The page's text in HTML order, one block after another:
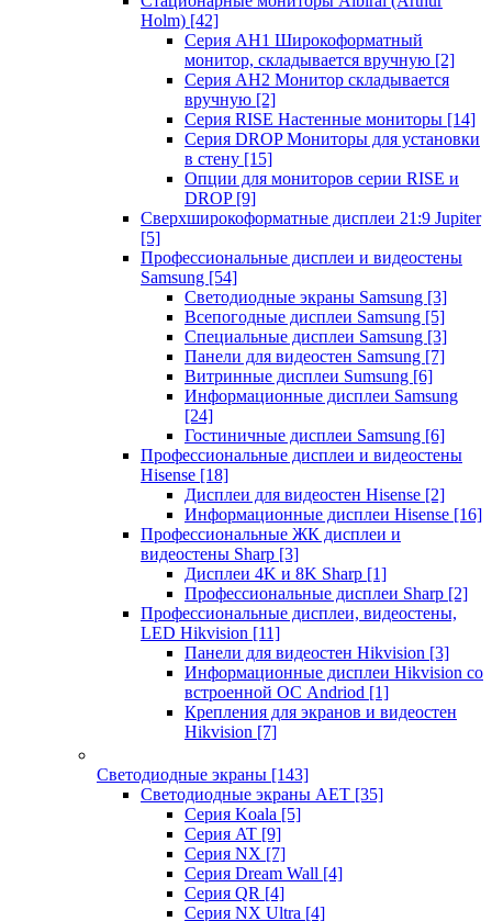
Holm) [42]
Серия AH1 Широкоформатный
монитор, складывается вручную [2]
Серия AH2 Монитор складывается
вручную [2]
Серия RISE Настенные мониторы [14]
Серия DROP Мониторы для установки
в стену [15]
Опции для мониторов серии RISE и
DROP [9]
Сверхширокоформатные дисплеи 21:9 Jupiter
[5]
Профессиональные дисплеи и видеостены
Samsung [54]
Светодиодные экраны Samsung [3]
Всепогодные дисплеи Samsung [5]
Специальные дисплеи Samsung [3]
Панели для видеостен Samsung [7]
Витринные дисплеи Sumsung [6]
Информационные дисплеи Samsung
[24]
Гостиничные дисплеи Samsung [6]
Профессиональные дисплеи и видеостены
Hisense [18]
Дисплеи для видеостен Hisense [2]
Информационные дисплеи Hisense [16]
Профессиональные ЖК дисплеи и
видеостены Sharp [3]
Дисплеи 4K и 8K Sharp [1]
Профессиональные дисплеи Sharp [2]
Профессиональные дисплеи, видеостены,
LED Hikvision [11]
Панели для видеостен Hikvision [3]
Информационные дисплеи Hikvision со
встроенной ОС Andriod [1]
Крепления для экранов и видеостен
Hikvision [7]
Светодиодные экраны [143]
Светодиодные экраны AET [35]
Cерия Koala [5]
Серия AT [9]
Серия NX [7]
Серия Dream Wall [4]
Серия QR [4]
Серия NX Ultra [4]